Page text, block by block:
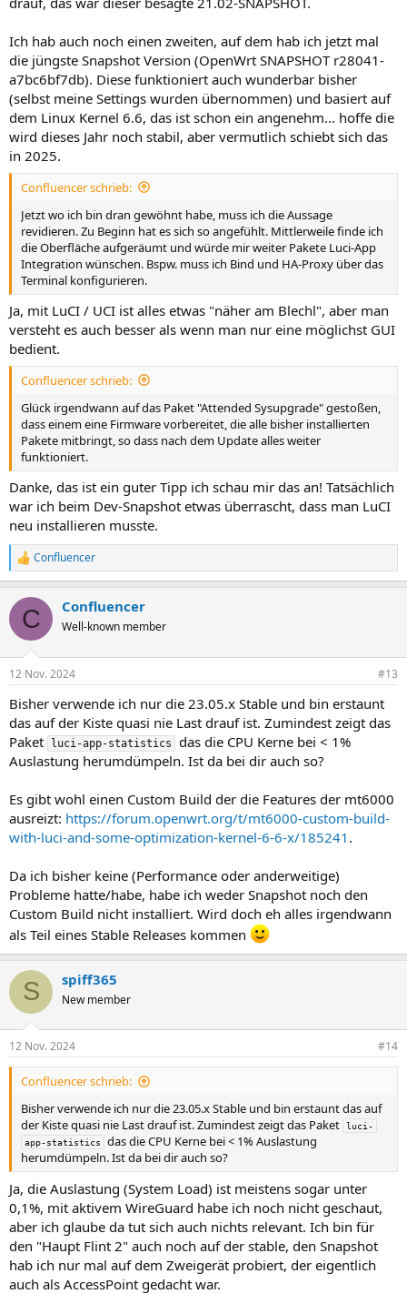
Ich hab auch noch einen zweiten, auf dem hab ich jetzt mal
die jüngste Snapshot Version (OpenWrt SNAPSHOT r28041-
a7bc6bf7db). Diese funktioniert auch wunderbar bisher
(selbst meine Settings wurden übernommen) und basiert auf
dem Linux Kernel 6.6, das ist schon ein angenehm... hoffe die
wird dieses Jahr noch stabil, aber vermutlich schiebt sich das
in 2025.
Confluencer schrieb:
Jetzt wo ich bin dran gewöhnt habe, muss ich die Aussage
revidieren. Zu Beginn hat es sich so angefühlt. Mittlerweile finde ich
die Oberfläche aufgeräumt und würde mir weiter Pakete Luci-App
Integration wünschen. Bspw. muss ich Bind und HA-Proxy über das
Terminal konfigurieren.
Ja, mit LuCI / UCI ist alles etwas "näher am Blechl", aber man
versteht es auch besser als wenn man nur eine möglichst GUI
bedient.
Confluencer schrieb:
Glück irgendwann auf das Paket "Attended Sysupgrade" gestoßen,
dass einem eine Firmware vorbereitet, die alle bisher installierten
Pakete mitbringt, so dass nach dem Update alles weiter
funktioniert.
Danke, das ist ein guter Tipp ich schau mir das an! Tatsächlich
war ich beim Dev-Snapshot etwas überrascht, dass man LuCI
neu installieren musste.
R
e
k
i
e
:
Confluencer
C Confluencer
Well-known member
12 Nov. 2024 #13
Bisher verwende ich nur die 23.05.x Stable und bin erstaunt
das auf der Kiste quasi nie Last drauf ist. Zumindest zeigt das
Paket
luci-app-statistics
das die CPU Kerne bei < 1%
Auslastung herumdümpeln. Ist da bei dir auch so?
Es gibt wohl einen Custom Build der die Features der mt6000
ausreizt: https://forum.openwrt.org/t/mt6000-custom-build-
with-luci-and-some-optimization-kernel-6-6-x/185241 .
Da ich bisher keine (Performance oder anderweitige)
Probleme hatte/habe, habe ich weder Snapshot noch den
Custom Build nicht installiert. Wird doch eh alles irgendwann
als Teil eines Stable Releases kommen
S spiff365
New member
12 Nov. 2024 #14
Confluencer schrieb:
Bisher verwende ich nur die 23.05.x Stable und bin erstaunt das auf
der Kiste quasi nie Last drauf ist. Zumindest zeigt das Paket luci-
app-statistics
das die CPU Kerne bei < 1% Auslastung
herumdümpeln. Ist da bei dir auch so?
Ja, die Auslastung (System Load) ist meistens sogar unter
0,1%, mit aktivem WireGuard habe ich noch nicht geschaut,
aber ich glaube da tut sich auch nichts relevant. Ich bin für
den "Haupt Flint 2" auch noch auf der stable, den Snapshot
hab ich nur mal auf dem Zweigerät probiert, der eigentlich
auch als AccessPoint gedacht war.